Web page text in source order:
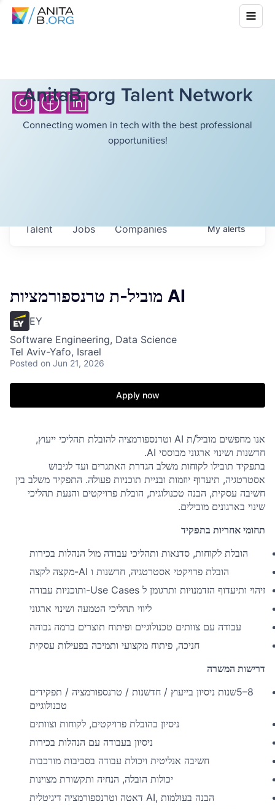
AnitaB.org Talent Network
Connecting women in tech with the best professional
opportunities!
Jobs Companies
Talent Myalerts
מוביל-ת טרנספורמציות AI
EY
Software Engineering, Data Science
Tel Aviv-Yafo, Israel
Posted on Jun 21, 2026
Apply now
אנו מחפשים מוביל/ת AI וטרנספורמציה להובלת תהליכי ייעוץ,
חדשנות ושינוי ארגוני מבוססי AI
.
בתפקיד תובילו לקוחות משלב הגדרת האתגרים ועד לגיבוש
אסטרטגיה, תיעדוף יוזמות ובניית תוכניות פעולה. התפקיד משלב בין
חשיבה עסקית, הבנה טכנולוגית, הובלת פרויקטים והנעת תהליכי
שינוי בארגונים מובילים.
תחומי אחריות בתפקיד
הובלת לקוחות, סדנאות ותהליכי עבודה מול הנהלות בכירות
הובלת פרויקטי אסטרטגיה, חדשנות ו -AIמקצה לקצה
זיהוי ותיעדוף הזדמנויות ותרגומן ל -Use Casesותוכניות עבודה
ליווי תהליכי הטמעה ושינוי ארגוני
עבודה עם צוותים טכנולוגיים ופיתוח תוצרים ברמה גבוהה
חניכה, פיתוח מקצועי ותמיכה בפעילות עסקית
דרישות המשרה
5–8שנות ניסיון בייעוץ / חדשנות / טרנספורמציה / תפקידים
טכנולוגיים
ניסיון בהובלת פרויקטים, לקוחות וצוותים
ניסיון בעבודה עם הנהלות בכירות
חשיבה אנליטית ויכולת עבודה בסביבות מורכבות
יכולות הובלה, הנחיה ותקשורת מצוינות
הבנה בעולמות AI, דאטה וטרנספורמציה דיגיטלית